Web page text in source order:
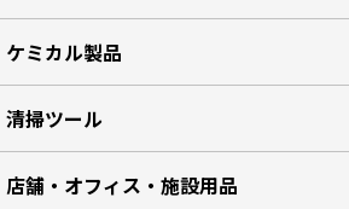
ケミカル製品
清掃ツール
店舗・オフィス・施設用品